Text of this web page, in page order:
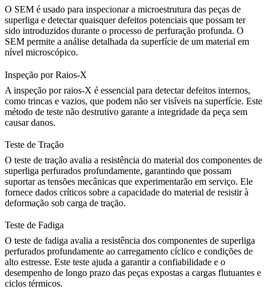
O SEM é usado para inspecionar a microestrutura das peças de
superliga e detectar quaisquer defeitos potenciais que possam ter
sido introduzidos durante o processo de perfuração profunda. O
SEM permite a análise detalhada da superfície de um material em
nível microscópico.
Inspeção por Raios-X
A inspeção por raios-X é essencial para detectar defeitos internos,
como trincas e vazios, que podem não ser visíveis na superfície. Este
método de teste não destrutivo garante a integridade da peça sem
causar danos.
Teste de Tração
O teste de tração avalia a resistência do material dos componentes de
superliga perfurados profundamente, garantindo que possam
suportar as tensões mecânicas que experimentarão em serviço. Ele
fornece dados críticos sobre a capacidade do material de resistir à
deformação sob carga de tração.
Teste de Fadiga
O teste de fadiga avalia a resistência dos componentes de superliga
perfurados profundamente ao carregamento cíclico e condições de
alto estresse. Este teste ajuda a garantir a confiabilidade e o
desempenho de longo prazo das peças expostas a cargas flutuantes e
ciclos térmicos.